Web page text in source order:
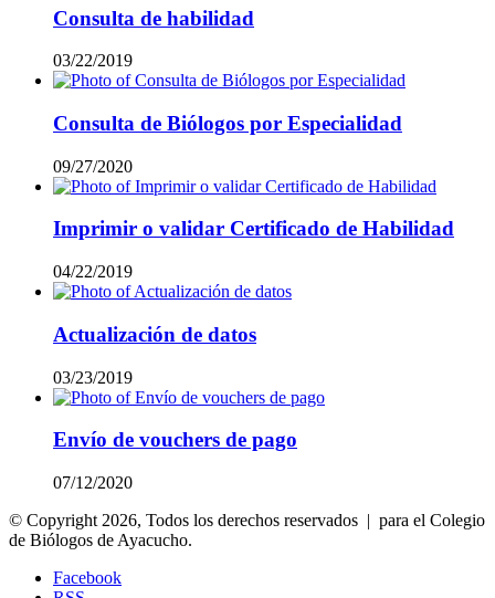
Consulta de habilidad
03/22/2019
Consulta de Biólogos por Especialidad
09/27/2020
Imprimir o validar Certificado de Habilidad
04/22/2019
Actualización de datos
03/23/2019
Envío de vouchers de pago
07/12/2020
© Copyright 2026, Todos los derechos reservados | para el Colegio
de Biólogos de Ayacucho.
Facebook